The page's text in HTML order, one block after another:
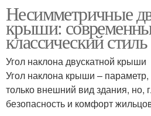
Несимметричные
крыши:
классический стиль
Угол наклона двускатной крыши
Угол наклона крыши – параметр,
только внешний вид здания, но,
безопасность и комфорт